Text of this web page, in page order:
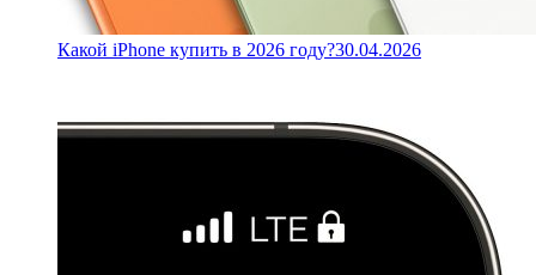
Какой iPhone купить в 2026 году?30.04.2026